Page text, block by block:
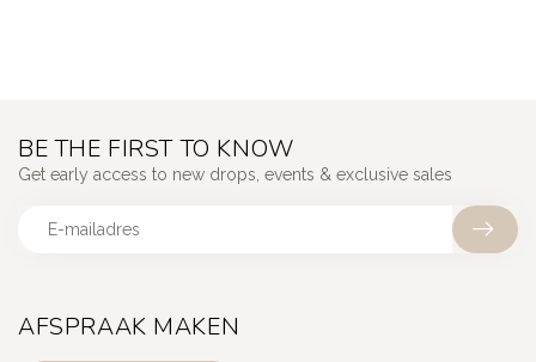
AFSPRAAK MAKEN
BE THE FIRST TO KNOW
Get early access to new drops, events & exclusive sales